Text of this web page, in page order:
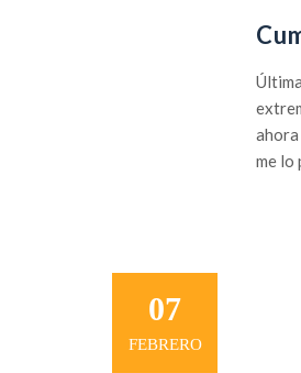
ahora
me lo
07
FEBRERO